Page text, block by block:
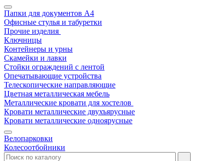
Папки для документов A4
Офисные стулья и табуретки
Прочие изделия
Ключницы
Контейнеры и урны
Скамейки и лавки
Стойки ограждений с лентой
Опечатывающие устройства
Телескопические направляющие
Цветная металлическая мебель
Металлические кровати для хостелов
Кровати металлические двухъярусные
Кровати металлические одноярусные
Велопарковки
Колесоотбойники